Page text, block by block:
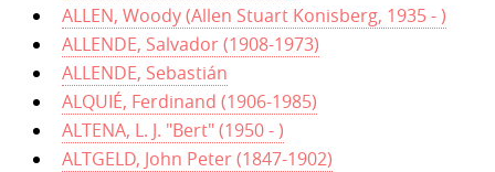
ALLEN, Woody (Allen Stuart Konisberg, 1935 - )
ALLENDE, Salvador (1908-1973)
ALLENDE, Sebastián
ALQUIÉ, Ferdinand (1906-1985)
ALTENA, L. J. "Bert" (1950 - )
ALTGELD, John Peter (1847-1902)